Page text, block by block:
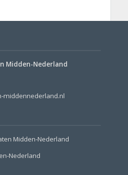
Midden-Nederland
middennederland.nl
Midden-Nederland
Nederland